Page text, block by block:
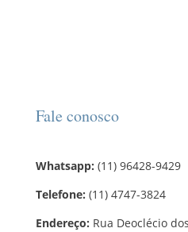
Fale conosco
Whatsapp: (11) 96428-9429
Telefone: (11) 4747-3824
Endereço: Rua Deoclécio